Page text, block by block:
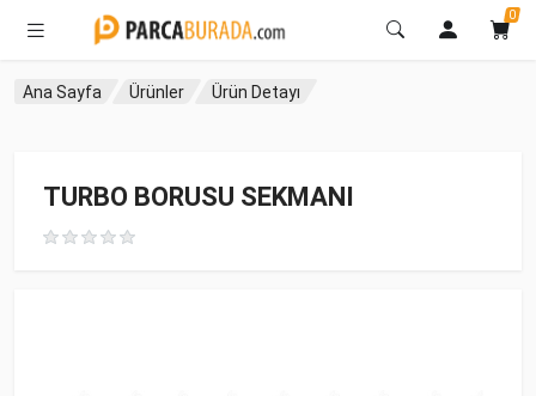
0
Ana Sayfa Ürünler Ürün Detayı
TURBO BORUSU SEKMANI